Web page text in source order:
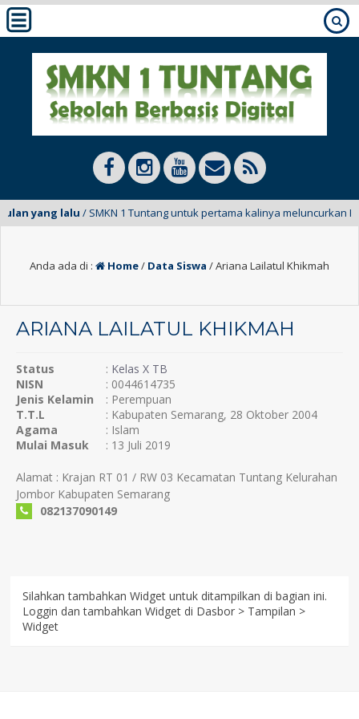
yang lalu/ SMKN 1 Tuntang untuk pertama kalinya meluncurkan
Anda ada di : Home/ Data Siswa /Ariana Lailatul Khikmah
ARIANA LAILATUL KHIKMAH
Status : Kelas X TB
NISN
: 0044614735
Jenis Kelamin
: Perempuan
T.T.L
: Kabupaten Semarang, 28 Oktober 2004
Agama
: Islam
Mulai Masuk
: 13 Juli 2019
Alamat : Krajan RT 01 / RW 03 Kecamatan Tuntang Kelurahan
Jombor Kabupaten Semarang
082137090149
Silahkan tambahkan Widget untuk ditampilkan di bagian ini.
Loggin dan tambahkan Widget di Dasbor > Tampilan >
Widget